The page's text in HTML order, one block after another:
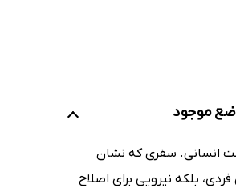
موجود
انسانی. سفری که نشان
بلکه نیرویی برای اصلاح